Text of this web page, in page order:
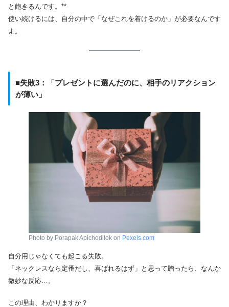
と飽きるんです。**
使い続けるには、自分の中で「なぜこれを着けるのか」が必要なんです
よ。
■失敗3：「プレゼントに選んだのに、相手のリアクション
が薄い」
Photo by Porapak Apichodilok on Pexels.com
自分用じゃなくても起こる失敗。
「ネックレスなら定番だし、喜ばれるはず」と思って贈ったら、なんか
微妙な反応…。
この理由、わかりますか？